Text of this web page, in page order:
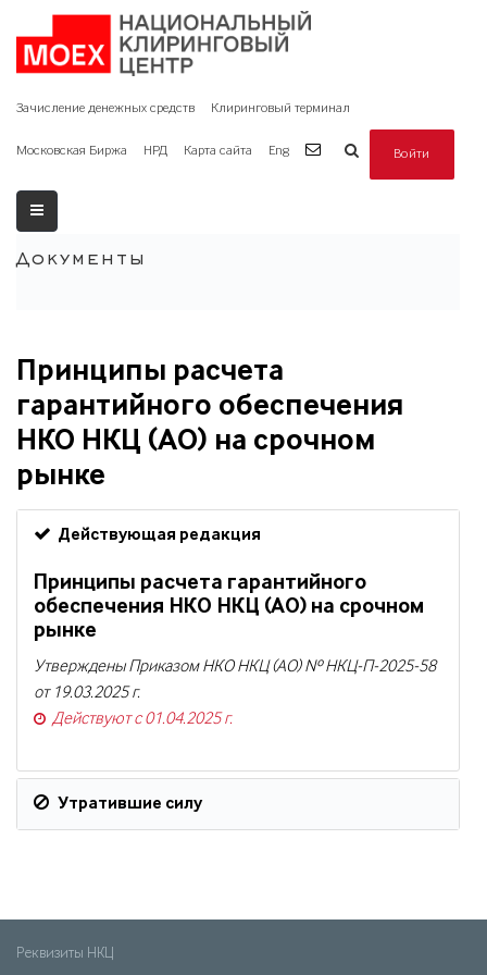
Зачисление денежных средств Клиринговый терминал
Московская Биржа НРД Карта сайта Eng Войти
Документы
Принципы расчета
гарантийного обеспечения
НКО НКЦ (АО) на срочном
рынке
Действующая редакция
Принципы расчета гарантийного
обеспечения НКО НКЦ (АО) на срочном
рынке
Утверждены Приказом НКО НКЦ (АО) № НКЦ-П-2025-58
от 19.03.2025 г.
Действуют с 01.04.2025 г.
Утратившие силу
Реквизиты НКЦ